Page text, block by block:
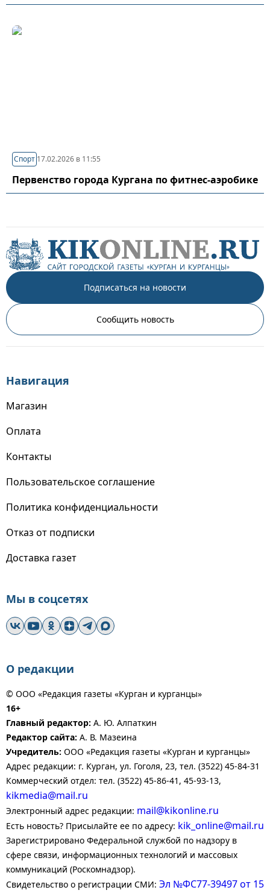
Спорт 17.02.2026 в 11:55
Первенство города Кургана по фитнес-аэробике
Подписаться на новости
Сообщить новость
Навигация
Магазин
Оплата
Контакты
Пользовательское соглашение
Политика конфиденциальности
Отказ от подписки
Доставка газет
Мы в соцсетях
О редакции
© ООО «Редакция газеты «Курган и курганцы»
16+
Главный редактор: А. Ю. Алпаткин
Редактор сайта: А. В. Мазеина
Учредитель: ООО «Редакция газеты «Курган и курганцы»
Адрес редакции: г. Курган, ул. Гоголя, 23, тел. (3522) 45-84-31
Коммерческий отдел: тел. (3522) 45-86-41, 45-93-13,
kikmedia@mail.ru
Электронный адрес редакции: mail@kikonline.ru
Есть новость? Присылайте ее по адресу: kik_online@mail.ru
Зарегистрировано Федеральной службой по надзору в
сфере связи, информационных технологий и массовых
коммуникаций (Роскомнадзор).
Свидетельство о регистрации СМИ: Эл №ФС77-39497 от 15